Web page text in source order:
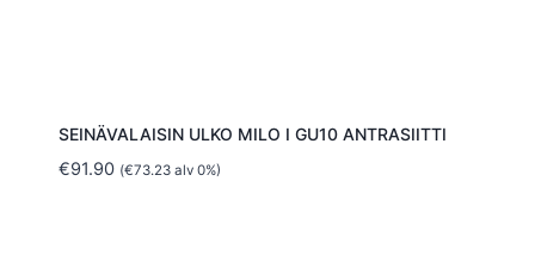
SEINÄVALAISIN ULKO MILO I GU10 ANTRASIITTI
€91.90 (€73.23alv 0%)